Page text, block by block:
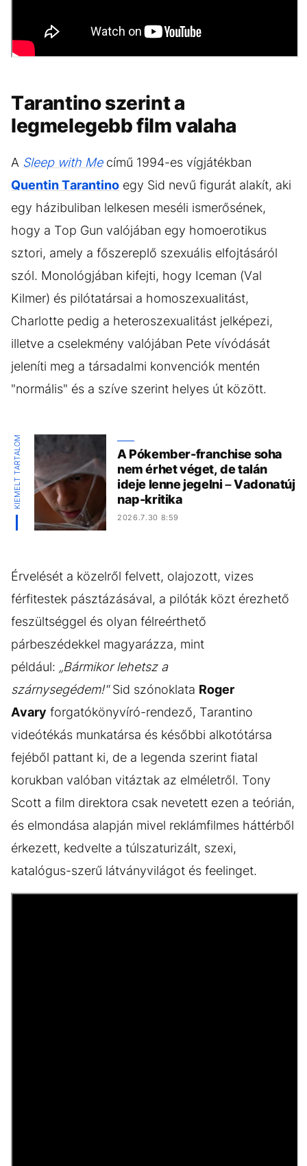
Tarantino szerint a
legmelegebb film valaha
A Sleep with Mecímű 1994-es vígjátékban
Quentin Tarantino egy Sid nevű figurát alakít, aki
egy házibuliban lelkesen meséli ismerősének,
hogy a Top Gun valójában egy homoerotikus
sztori, amely a főszereplő szexuális elfojtásáról
szól. Monológjában kifejti, hogy Iceman (Val
Kilmer) és pilótatársai a homoszexualitást,
Charlotte pedig a heteroszexualitást jelképezi,
illetve a cselekmény valójában Pete vívódását
jeleníti meg a társadalmi konvenciók mentén
"normális" és a szíve szerint helyes út között.
KIEMELT TARTALOM
A Pókember-franchise soha
nem érhet véget, de talán
ideje lenne jegelni – Vadonatúj
nap-kritika
2026.7.30 8:59
Érvelését a közelről felvett, olajozott, vizes
férfitestek pásztázásával, a pilóták közt érezhető
feszültséggel és olyan félreérthető
párbeszédekkel magyarázza, mint
például: „Bármikor lehetsz a
szárnysegédem!"Sid szónoklata Roger
Avary forgatókönyvíró-rendező, Tarantino
videótékás munkatársa és későbbi alkotótársa
fejéből pattant ki, de a legenda szerint fiatal
korukban valóban vitáztak az elméletről. Tony
Scott a film direktora csak nevetett ezen a teórián,
és elmondása alapján mivel reklámfilmes háttérből
érkezett, kedvelte a túlszaturizált, szexi,
katalógus-szerű látványvilágot és feelinget.